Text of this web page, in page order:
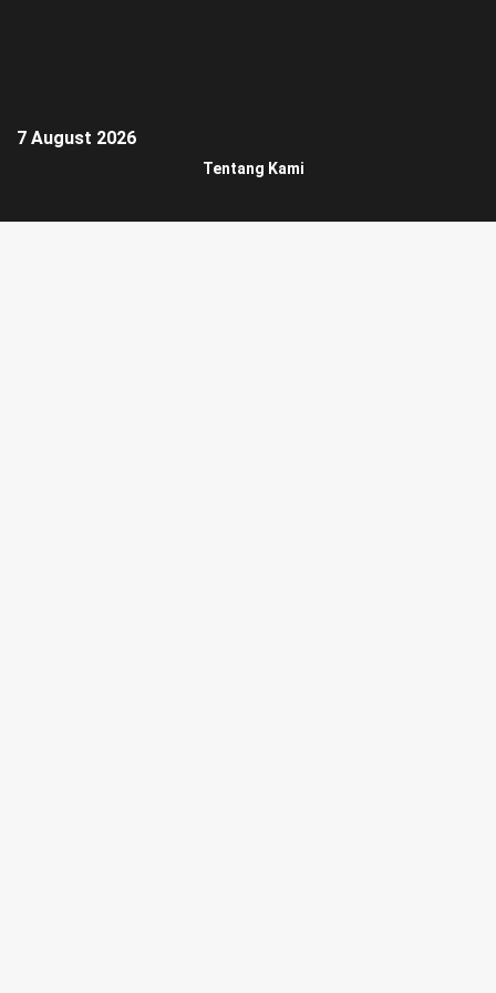
7 August 2026
Tentang Kami